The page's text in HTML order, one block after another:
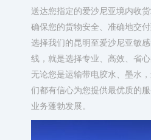
送达您指定的爱沙尼亚境内收
确保您的货物安全、准确地交付
选择我们的昆明至爱沙尼亚敏
线，就是选择专业、高效、省心
无论您是运输带电胶水、墨水
们都有信心为您提供最优质的
业务蓬勃发展。